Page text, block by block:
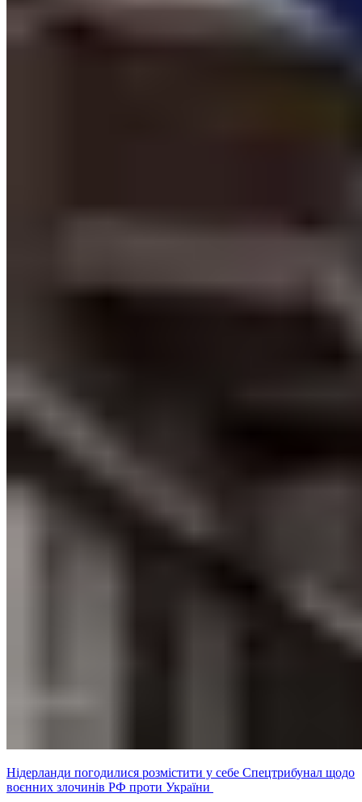
Нідерланди погодилися розмістити у себе Спецтрибунал щодо
воєнних злочинів РФ проти України